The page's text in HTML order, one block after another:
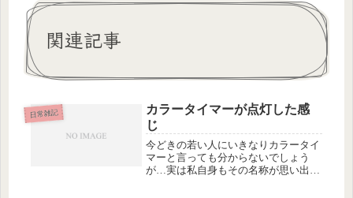
関連記事
日常雑記
カラータイマーが点灯した感
じ
今どきの若い人にいきなりカラータイ
マーと言っても分からないでしょう
が…実は私自身もその名称が思い出せ